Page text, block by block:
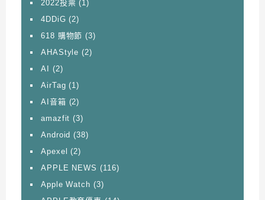
2022投票 (1)
4DDiG (2)
618 購物節 (3)
AHAStyle (2)
AI
(2)
AirTag (1)
AI音箱 (2)
amazfit (3)
Android (38)
Apexel (2)
APPLE NEWS (116)
Apple Watch (3)